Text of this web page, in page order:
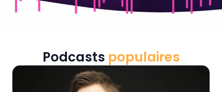
Podcasts populaires